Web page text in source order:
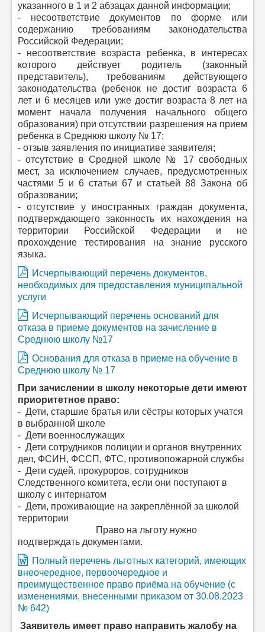
указанного в 1 и 2 абзацах данной информации;
- несоответствие документов по форме или
содержанию требованиям законодательства
Российской Федерации;
- несоответствие возраста ребенка, в интересах
которого действует родитель (законный
представитель), требованиям действующего
законодательства (ребенок не достиг возраста 6
лет и 6 месяцев или уже достиг возраста 8 лет на
момент начала получения начального общего
образования) при отсутствии разрешения на прием
ребенка в Среднюю школу № 17;
- отзыв заявления по инициативе заявителя;
- отсутствие в Средней школе № 17 свободных
мест, за исключением случаев, предусмотренных
частями 5 и 6 статьи 67 и статьей 88 Закона об
образовании;
- отсутствие у иностранных граждан документа,
подтверждающего законность их нахождения на
территории Российской Федерации и не
прохождение тестирования на знание русского
языка.
Исчерпывающий перечень документов,
необходимых для предоставления муниципальной
услуги
Исчерпывающий перечень оснований для
отказа в приеме документов на зачисление в
Среднюю школу №17
Основания для отказа в приеме на обучение в
Среднюю школу № 17
При зачислении в школу некоторые дети имеют
приоритетное право:
- Дети, старшие братья или сёстры которых учатся
в выбранной школе
- Дети военнослужащих
- Дети сотрудников полиции и органов внутренних
дел, ФСИН, ФССП, ФТС, противопожарной службы
- Дети судей, прокуроров, сотрудников
Следственного комитета, если они поступают в
школу с интернатом
- Дети, проживающие на закреплённой за школой
территории
Право на льготу нужно
подтверждать документами.
Полный перечень льготных категорий, имеющих
внеочередное, первоочередное и
преимущественное право приёма на обучение (с
изменениями, внесенными приказом от 30.08.2023
№ 642)
Заявитель имеет право направить жалобу на